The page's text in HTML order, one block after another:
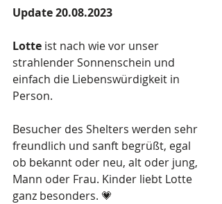
Update 20.08.2023
Lotte ist nach wie vor unser
strahlender Sonnenschein und
einfach die Liebenswürdigkeit in
Person.
Besucher des Shelters werden sehr
freundlich und sanft begrüßt, egal
ob bekannt oder neu, alt oder jung,
Mann oder Frau. Kinder liebt Lotte
ganz besonders. 💗